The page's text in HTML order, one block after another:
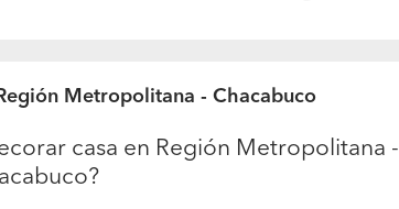
Metropolitana - Chacabuco
casa en Región Metropolitana -